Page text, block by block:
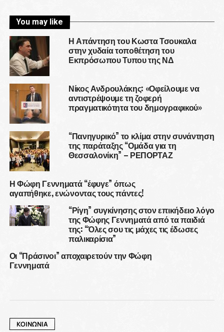
You may like
Η Απάντηση του Κωστα Τσουκαλα
στην χυδαία τοποθέτηση του
Εκπρόσωπου Τυπου της ΝΔ
Νίκος Ανδρουλάκης: «Οφείλουμε να
αντιστρέψουμε τη ζοφερή
πραγματικότητα του δημογραφικού»
“Πανηγυρικό” το κλίμα στην συνάντηση
της παράταξης “Ομάδα για τη
Θεσσαλονίκη” – ΡΕΠΟΡΤΑΖ
Η Φώφη Γεννηματά “έφυγε” όπως
αγαπήθηκε, ενώνοντας τους πάντες!
“Ρίγη” συγκίνησης στον επικήδειο λόγο
της Φώφης Γεννηματά από τα παιδιά
της: “Όλες σου τις μάχες τις έδωσες
παλικαρίσια”
Οι “Πράσινοι” αποχαιρετούν την Φώφη
Γεννηματά
ΚΟΙΝΩΝΙΑ